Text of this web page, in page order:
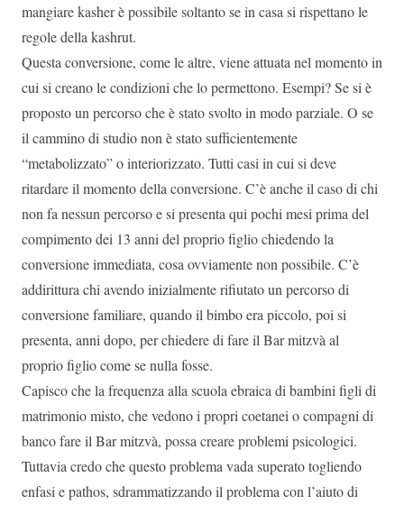
mangiare kasher è possibile soltanto se in casa si rispettano le
regole della kashrut.
Questa conversione, come le altre, viene attuata nel momento in
cui si creano le condizioni che lo permettono. Esempi? Se si è
proposto un percorso che è stato svolto in modo parziale. O se
il cammino di studio non è stato sufficientemente
“metabolizzato” o interiorizzato. Tutti casi in cui si deve
ritardare il momento della conversione. C’è anche il caso di chi
non fa nessun percorso e si presenta qui pochi mesi prima del
compimento dei 13 anni del proprio figlio chiedendo la
conversione immediata, cosa ovviamente non possibile. C’è
addirittura chi avendo inizialmente rifiutato un percorso di
conversione familiare, quando il bimbo era piccolo, poi si
presenta, anni dopo, per chiedere di fare il Bar mitzvà al
proprio figlio come se nulla fosse.
Capisco che la frequenza alla scuola ebraica di bambini figli di
matrimonio misto, che vedono i propri coetanei o compagni di
banco fare il Bar mitzvà, possa creare problemi psicologici.
Tuttavia credo che questo problema vada superato togliendo
enfasi e pathos, sdrammatizzando il problema con l’aiuto di